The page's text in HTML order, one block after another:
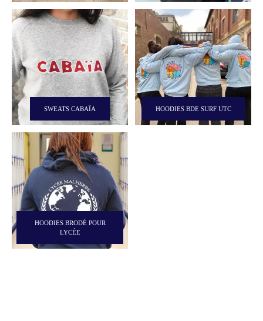
SWEATS CABAÏA HOODIES BDE SURF UTC
HOODIES BRODÉ POUR
LYCÉE